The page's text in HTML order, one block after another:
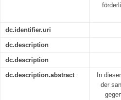
dc.identifier.uri
dc.description
dc.description
dc.description.abstract
In
der